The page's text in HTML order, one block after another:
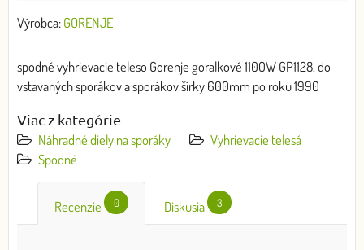
Výrobca:GORENJE
spodné vyhrievacie teleso Gorenje goralkové 1100W GP1128, do
vstavaných sporákov a sporákov šírky 600mm po roku 1990
Viac z kategórie
Náhradné diely na sporáky
Vyhrievacie telesá
Spodné
Recenzie 0 Diskusia 3